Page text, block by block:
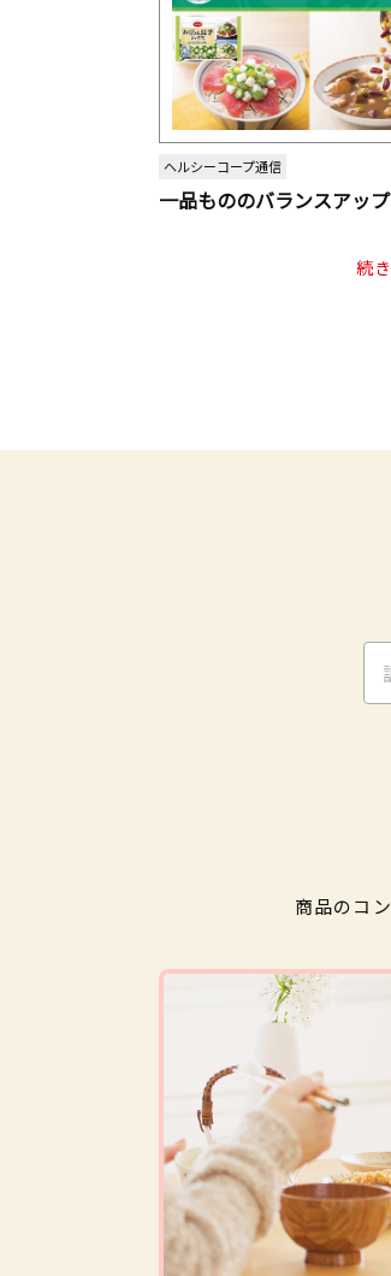
ヘルシーコープ通信
一品もののバランスアッ
続
商品のコ